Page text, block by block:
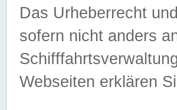
Das Urheberrecht
sofern nicht anders
Webseiten erklären